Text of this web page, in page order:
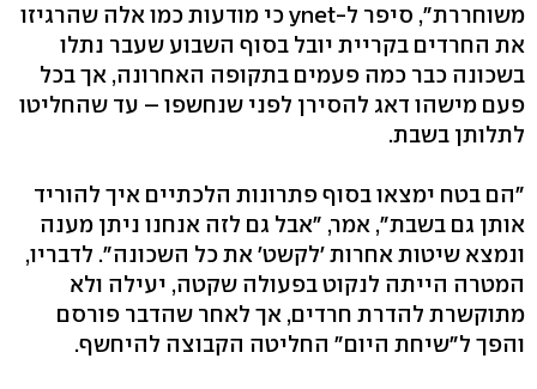
משוחררת", סיפר ל-ynet כי מודעות כמו אלה שהרגיזו
את החרדים בקריית יובל בסוף השבוע שעבר נתלו
בשכונה כבר כמה פעמים בתקופה האחרונה, אך בכל
פעם מישהו דאג להסירן לפני שנחשפו – עד שהחליטו
לתלותן בשבת.
"הם בטח ימצאו בסוף פתרונות הלכתיים איך להוריד
אותן גם בשבת", אמר, "אבל גם לזה אנחנו ניתן מענה
ונמצא שיטות אחרות 'לקשט' את כל השכונה". לדבריו,
המטרה הייתה לנקוט בפעולה שקטה, יעילה ולא
מתוקשרת להדרת חרדים, אך לאחר שהדבר פורסם
והפך ל"שיחת היום" החליטה הקבוצה להיחשף.